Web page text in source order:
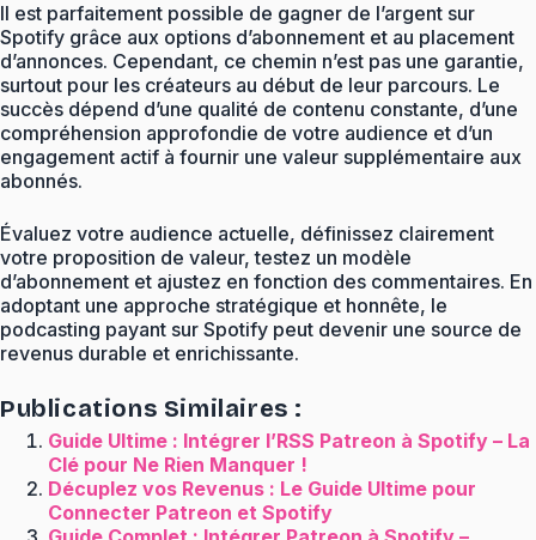
Il est parfaitement possible de gagner de l’argent sur
Spotify grâce aux options d’abonnement et au placement
d’annonces. Cependant, ce chemin n’est pas une garantie,
surtout pour les créateurs au début de leur parcours. Le
succès dépend d’une qualité de contenu constante, d’une
compréhension approfondie de votre audience et d’un
engagement actif à fournir une valeur supplémentaire aux
abonnés.
Évaluez votre audience actuelle, définissez clairement
votre proposition de valeur, testez un modèle
d’abonnement et ajustez en fonction des commentaires. En
adoptant une approche stratégique et honnête, le
podcasting payant sur Spotify peut devenir une source de
revenus durable et enrichissante.
Publications Similaires :
Guide Ultime : Intégrer l’RSS Patreon à Spotify – La
Clé pour Ne Rien Manquer !
Décuplez vos Revenus : Le Guide Ultime pour
Connecter Patreon et Spotify